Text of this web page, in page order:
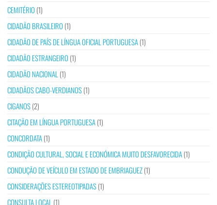
CEMITÉRIO (1)
CIDADÃO BRASILEIRO (1)
CIDADÃO DE PAÍS DE LÍNGUA OFICIAL PORTUGUESA(1)
CIDADÃO ESTRANGEIRO (1)
CIDADÃO NACIONAL (1)
CIDADÃOS CABO-VERDIANOS(1)
CIGANOS(2)
CITAÇÃO EM LÍNGUA PORTUGUESA(1)
CONCORDATA(1)
CONDIÇÃO CULTURAL, SOCIAL E ECONÓMICA MUITO DESFAVORECIDA(1)
CONDUÇÃO DE VEÍCULO EM ESTADO DE EMBRIAGUEZ(1)
CONSIDERAÇÕES ESTEREOTIPADAS(1)
CONSULTA LOCAL (1)